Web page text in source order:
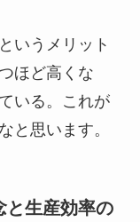
いうメリット
ほど高くな
いる。これが
と思います。
と生産効率の